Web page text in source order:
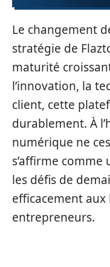
Le changement
stratégie de
maturité
l’innovation, la
client, cette
durablement. À
numérique ne
s’affirme
les défis de
efficacement aux
entrepreneurs.